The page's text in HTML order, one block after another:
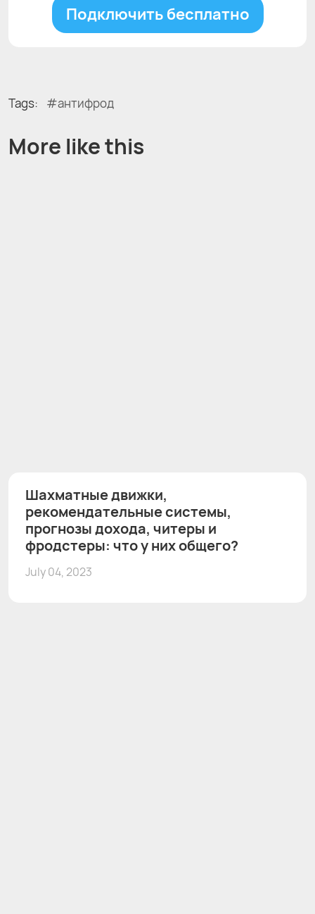
Подключить бесплатно
Tags: антифрод
More like this
Шахматные движки,
рекомендательные системы,
прогнозы дохода, читеры и
фродстеры: что у них общего?
July 04, 2023